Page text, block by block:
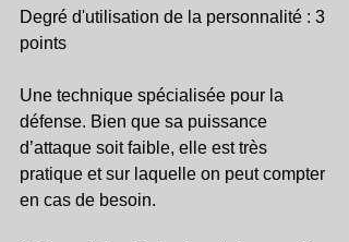
Degré d'utilisation de la personnalité : 3
points
Une technique spécialisée pour la
défense. Bien que sa puissance
d’attaque soit faible, elle est très
pratique et sur laquelle on peut compter
en cas de besoin.